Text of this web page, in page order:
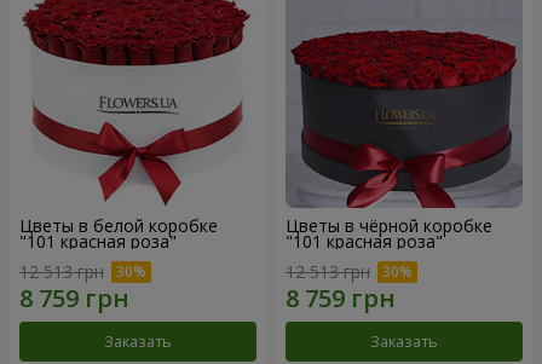
Цветы в белой коробке
"101 красная роза"
12 513 грн
Заказать
Цветы в чёрной коробке
"101 красная роза"
12 513 грн
Заказать